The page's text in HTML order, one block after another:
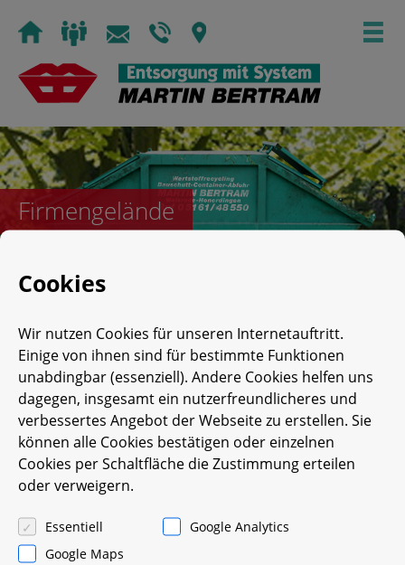
content
Firmengelände
Posted on7. Juli 1980
Cookies
Wir nutzen Cookies für unseren Internetauftritt.
Einige von ihnen sind für bestimmte Funktionen
unabdingbar (essenziell). Andere Cookies helfen uns
dagegen, insgesamt ein nutzerfreundlicheres und
verbessertes Angebot der Webseite zu erstellen. Sie
können alle Cookies bestätigen oder einzelnen
Cookies per Schaltfläche die Zustimmung erteilen
oder verweigern.
Essentiell
Google Analytics
Google Maps